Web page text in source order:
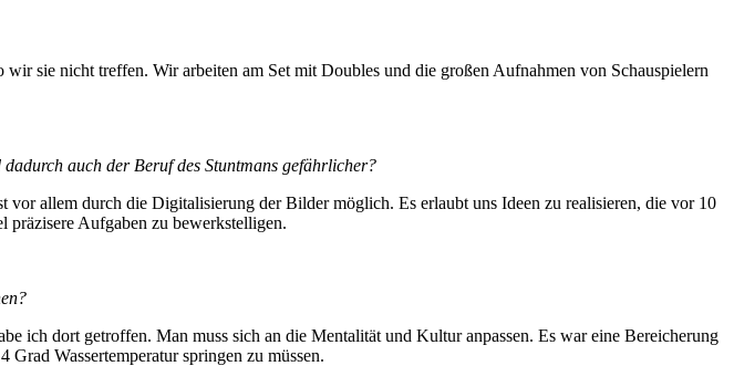
sie nicht treffen. Wir arbeiten am Set mit Doubles und die großen Aufnahmen von Schauspielern
auch der Beruf des Stuntmans gefährlicher?
allem durch die Digitalisierung der Bilder möglich. Es erlaubt uns Ideen zu realisieren, die vor 10
präzisere Aufgaben zu bewerkstelligen.
ich dort getroffen. Man muss sich an die Mentalität und Kultur anpassen. Es war eine Bereicherung
Wassertemperatur springen zu müssen.